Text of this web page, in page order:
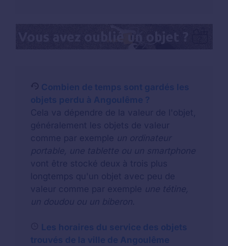
Combien de temps sont gardés les
objets perdu à Angoulême ?
Cela va dépendre de la valeur de l'objet,
généralement les objets de valeur
comme par exemple un ordinateur
portable, une tablette ou un smartphone
vont être stocké deux à trois plus
longtemps qu'un objet avec peu de
valeur comme par exemple une tétine,
un doudou ou un biberon.
Les horaires du service des objets
trouvés de la ville de Angoulême